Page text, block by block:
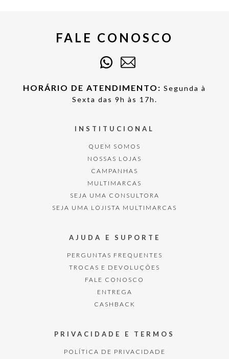
FALE CONOSCO
HORÁRIO DE ATENDIMENTO: Segunda à
Sexta das 9h às 17h.
INSTITUCIONAL
QUEM SOMOS
NOSSAS LOJAS
CAMPANHAS
MULTIMARCAS
SEJA UMA CONSULTORA
SEJA UMA LOJISTA MULTIMARCAS
AJUDA E SUPORTE
PERGUNTAS FREQUENTES
TROCAS E DEVOLUÇÕES
FALE CONOSCO
ENTREGA
CASHBACK
PRIVACIDADE E TERMOS
POLÍTICA DE PRIVACIDADE